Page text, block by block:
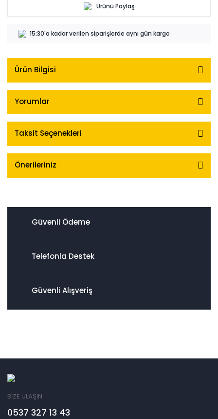
Ürünü Paylaş
15:30'a kadar verilen siparişlerde aynı gün kargo
Ürün Bilgisi
Yorumlar
Taksit Seçenekleri
Önerileriniz
Güvenli Ödeme
Telefonla Destek
Güvenli Alışveriş
BİZE ULAŞIN
0537 327 13 43